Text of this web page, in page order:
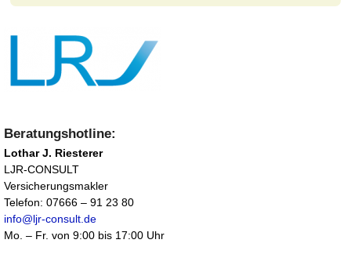
Beratungshotline:
Lothar J. Riesterer
LJR-CONSULT
Versicherungsmakler
Telefon: 07666 – 91 23 80
info@ljr-consult.de
Mo. – Fr. von 9:00 bis 17:00 Uhr